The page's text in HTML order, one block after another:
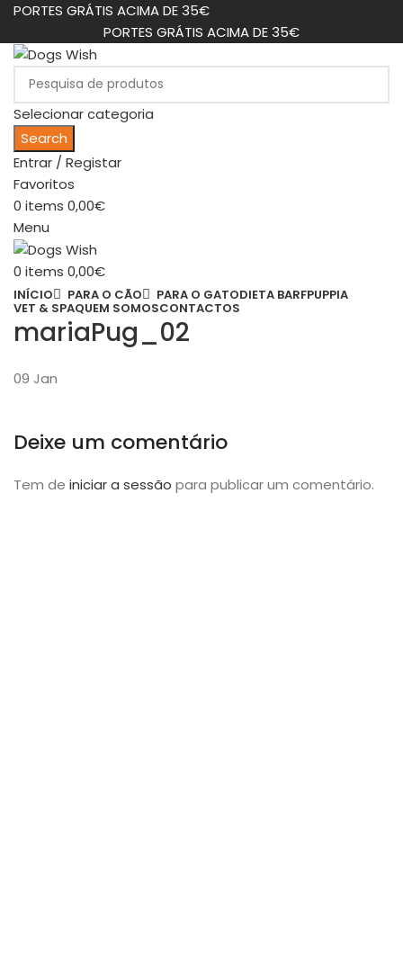
PORTES GRÁTIS ACIMA DE 35€
PORTES GRÁTIS ACIMA DE 35€
Selecionar categoria
Search
Entrar / Registar
Favoritos
0 items 0,00€
Menu
0 items 0,00€
INÍCIO PARA O CÃO PARA O GATODIETA BARFPUPPIA
VET & SPAQUEM SOMOSCONTACTOS
mariaPug_02
09 Jan
Deixe um comentário
Tem de iniciar a sessão para publicar um comentário.